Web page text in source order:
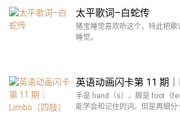
太平歌词–白蛇传
猪宝睡觉喜欢听这个，特此把
睡觉。
英语动画闪卡第 11 期｜
手是 hand（s），脚是 foot（
能学会和记住的词。但是再细分